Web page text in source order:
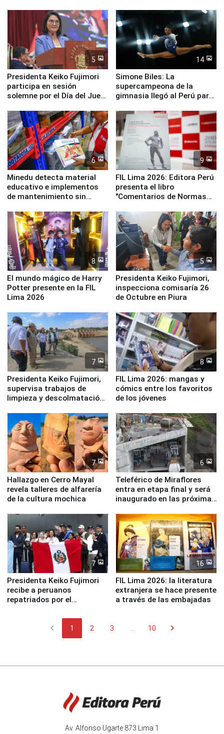
5
Presidenta Keiko Fujimori
participa en sesión
solemne por el Día del Juez
14
Simone Biles: La
supercampeona de la
gimnasia llegó al Perú para
Panamericanos Lima 2027
6
Minedu detecta material
educativo e implementos
de mantenimiento sin
la UGEL 2
9
FIL Lima 2026: Editora Perú
presenta el libro
"Comentarios de Normas
Derecho Colectivo"
8
El mundo mágico de Harry
Potter presente en la FIL
Lima 2026
5
Presidenta Keiko Fujimori,
inspecciona comisaría 26
de Octubre en Piura
7
Presidenta Keiko Fujimori,
supervisa trabajos de
limpieza y descolmatación
8
FIL Lima 2026: mangas y
cómics entre los favoritos
de los jóvenes
7
Hallazgo en Cerro Mayal
revela talleres de alfarería
de la cultura mochica
6
Teleférico de Miraflores
entra en etapa final y será
inaugurado en las próximas
7
Presidenta Keiko Fujimori
recibe a peruanos
repatriados por el
16
FIL Lima 2026: la literatura
extranjera se hace presente
a través de las embajadas
chevron_left 1 2 3 10 chevron_right
Av. Alfonso Ugarte 873 Lima 1